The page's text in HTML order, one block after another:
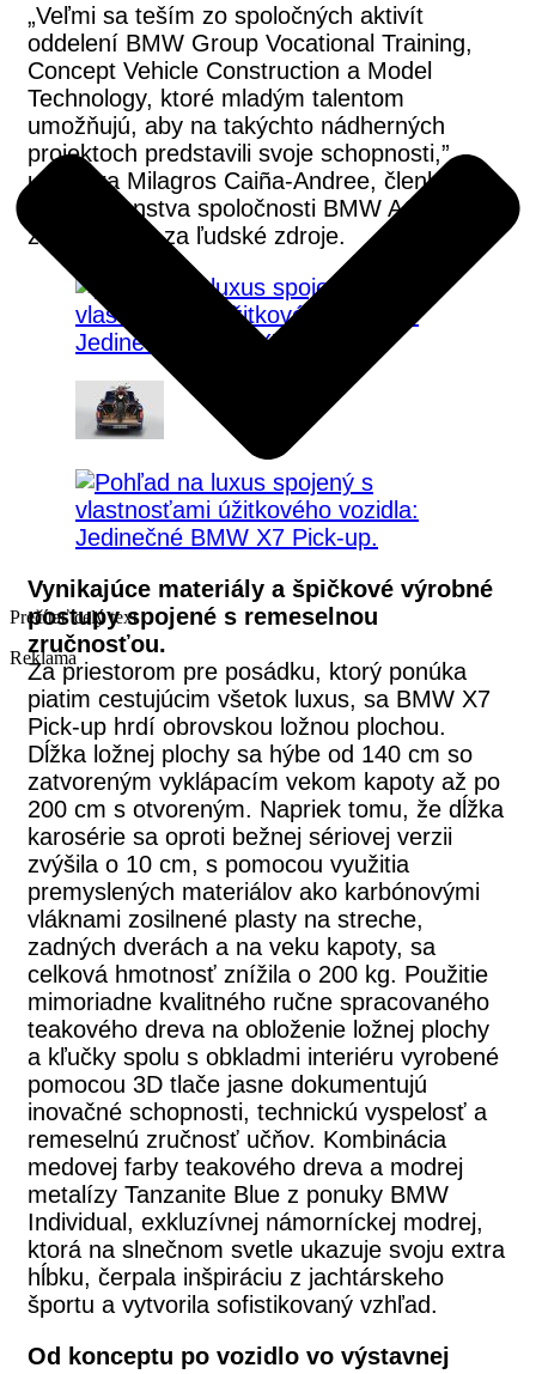
„Veľmi sa teším zo spoločných aktivít
oddelení BMW Group Vocational Training,
Concept Vehicle Construction a Model
Technology, ktoré mladým talentom
umožňujú, aby na takýchto nádherných
projektoch predstavili svoje schopnosti,”
uzatvára Milagros Caiña-Andree, členka
predstavenstva spoločnosti BMW AG
zodpovedná za ľudské zdroje.
Vynikajúce materiály a špičkové výrobné
postupy spojené s remeselnou
zručnosťou.
Za priestorom pre posádku, ktorý ponúka
piatim cestujúcim všetok luxus, sa BMW X7
Pick-up hrdí obrovskou ložnou plochou.
Dĺžka ložnej plochy sa hýbe od 140 cm so
zatvoreným vyklápacím vekom kapoty až po
200 cm s otvoreným. Napriek tomu, že dĺžka
karosérie sa oproti bežnej sériovej verzii
zvýšila o 10 cm, s pomocou využitia
premyslených materiálov ako karbónovými
vláknami zosilnené plasty na streche,
zadných dverách a na veku kapoty, sa
celková hmotnosť znížila o 200 kg. Použitie
mimoriadne kvalitného ručne spracovaného
teakového dreva na obloženie ložnej plochy
a kľučky spolu s obkladmi interiéru vyrobené
pomocou 3D tlače jasne dokumentujú
inovačné schopnosti, technickú vyspelosť a
remeselnú zručnosť učňov. Kombinácia
medovej farby teakového dreva a modrej
metalízy Tanzanite Blue z ponuky BMW
Individual, exkluzívnej námorníckej modrej,
ktorá na slnečnom svetle ukazuje svoju extra
hĺbku, čerpala inšpiráciu z jachtárskeho
športu a vytvorila sofistikovaný vzhľad.
Od konceptu po vozidlo vo výstavnej
Prečítať celý text
Reklama